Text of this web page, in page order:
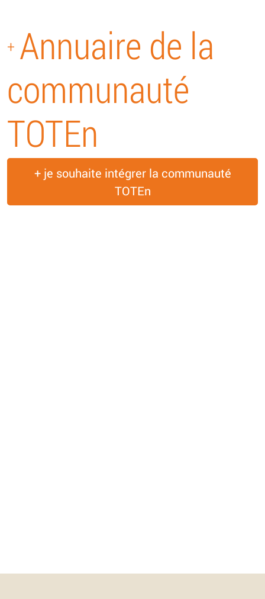
+ Annuaire de la
communauté
TOTEn
+ je souhaite intégrer la communauté
TOTEn